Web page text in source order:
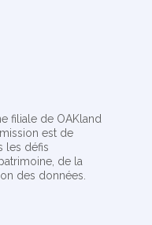
filiale de OAKland
est de
les défis
de la
des données.